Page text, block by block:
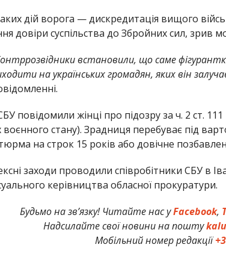
дій ворога — дискредитація вищого
довіри суспільства до Збройних сил, зрив
встановили, що саме
на українських громадян, яких він
повідомили жінці про підозру за ч. 2 ст.
стану). Зрадниця перебуває під
на строк 15 років або довічне
заходи проводили співробітники СБУ в
керівництва обласної прокуратури.
Будьмо на зв’язку! Читайте нас уFacebook,
Надсилайте свої новини на пошту
Мобільний номер редакції